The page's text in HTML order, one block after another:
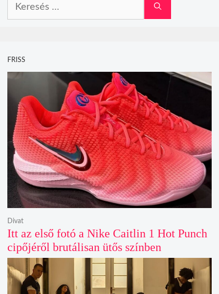
FRISS
Itt az első fotó a Nike Caitlin 1 Hot Punch
cipőjéről brutálisan ütős színben
Divat